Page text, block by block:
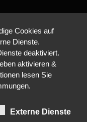
Cookies auf
Dienste.
deaktiviert.
aktivieren &
lesen Sie
Externe Dienste